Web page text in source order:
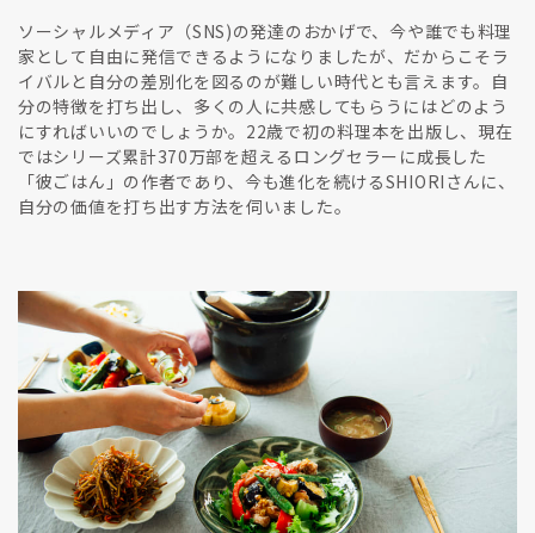
ソーシャルメディア（SNS)の発達のおかげで、今や誰でも料理
家として自由に発信できるようになりましたが、だからこそラ
イバルと自分の差別化を図るのが難しい時代とも言えます。自
分の特徴を打ち出し、多くの人に共感してもらうにはどのよう
にすればいいのでしょうか。22歳で初の料理本を出版し、現在
ではシリーズ累計370万部を超えるロングセラーに成長した
「彼ごはん」の作者であり、今も進化を続けるSHIORIさんに、
自分の価値を打ち出す方法を伺いました。